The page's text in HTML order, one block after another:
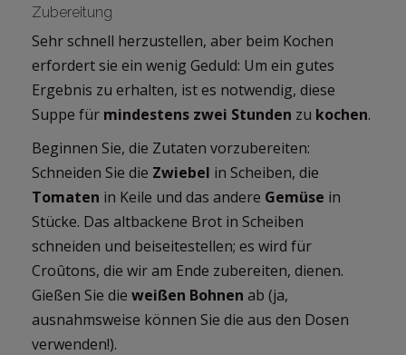
Zubereitung
Sehr schnell herzustellen, aber beim Kochen
erfordert sie ein wenig Geduld: Um ein gutes
Ergebnis zu erhalten, ist es notwendig, diese
Suppe für mindestens zwei Stunden zu kochen.
Beginnen Sie, die Zutaten vorzubereiten:
Schneiden Sie die Zwiebel in Scheiben, die
Tomaten in Keile und das andere Gemüse in
Stücke. Das altbackene Brot in Scheiben
schneiden und beiseitestellen; es wird für
Croûtons, die wir am Ende zubereiten, dienen.
Gießen Sie die weißen Bohnen ab (ja,
ausnahmsweise können Sie die aus den Dosen
verwenden!).